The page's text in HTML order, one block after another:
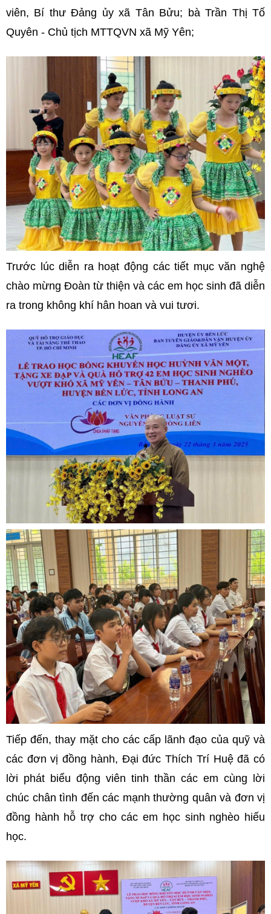
viên, Bí thư Đảng ủy xã Tân Bửu; bà Trần Thị Tố
Quyên - Chủ tịch MTTQVN xã Mỹ Yên;
Trước lúc diễn ra hoạt động các tiết mục văn nghệ
chào mừng Đoàn từ thiện và các em học sinh đã diễn
ra trong không khí hân hoan và vui tươi.
Tiếp đến, thay mặt cho các cấp lãnh đạo của quỹ và
các đơn vị đồng hành, Đại đức Thích Trí Huệ đã có
lời phát biểu động viên tinh thần các em cùng lời
chúc chân tình đến các mạnh thường quân và đơn vị
đồng hành hỗ trợ cho các em học sinh nghèo hiếu
học.